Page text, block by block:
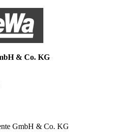
& Co. KG
GmbH & Co. KG